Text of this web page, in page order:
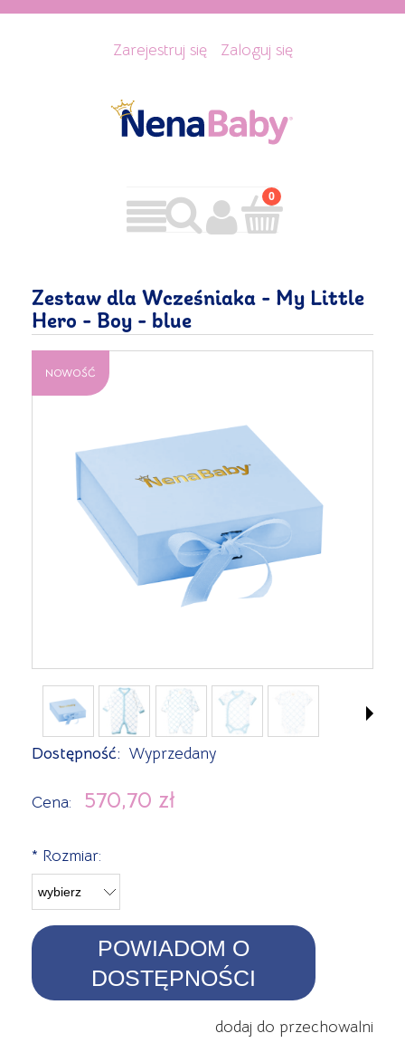
Zarejestruj się Zaloguj się
Zestaw dla Wcześniaka - My Little
Hero - Boy - blue
NOWOŚĆ
Dostępność: Wyprzedany
Cena: 570,70 zł
* Rozmiar:
POWIADOM O
DOSTĘPNOŚCI
dodaj do przechowalni